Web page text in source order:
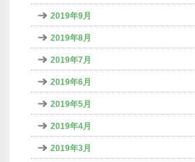
2019年9月
2019年8月
2019年7月
2019年6月
2019年5月
2019年4月
2019年3月